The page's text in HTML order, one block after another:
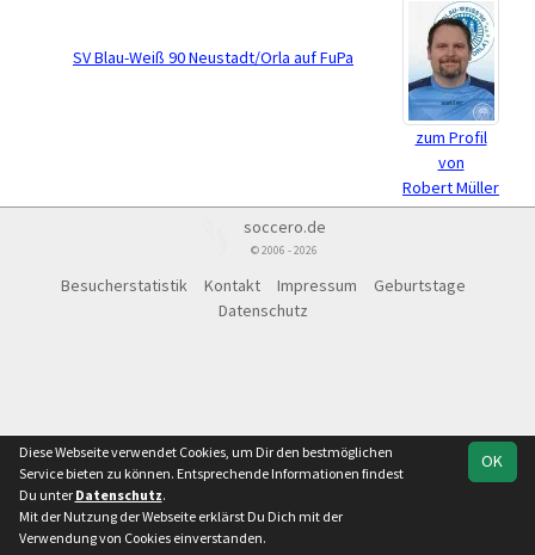
zum Profil
von
Robert Müller
SV Blau-Weiß 90 Neustadt/Orla auf FuPa
soccero.de
© 2006 - 2026
Besucherstatistik Kontakt Impressum
Geburtstage
Datenschutz
OK
Diese Webseite verwendet Cookies, um Dir den bestmöglichen
Service bieten zu können. Entsprechende Informationen findest
Du unter Datenschutz.
Mit der Nutzung der Webseite erklärst Du Dich mit der
Verwendung von Cookies einverstanden.